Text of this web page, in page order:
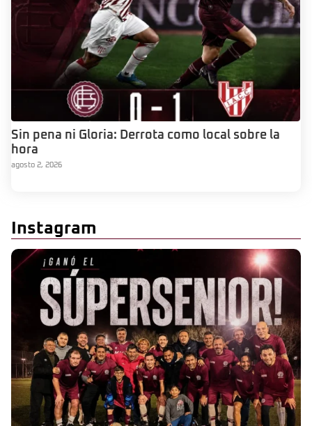
Sin pena ni Gloria: Derrota como local sobre la
hora
agosto 2, 2026
Instagram